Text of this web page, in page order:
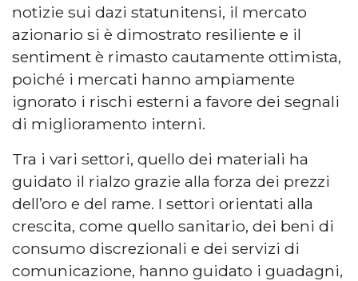
notizie sui dazi statunitensi, il mercato
azionario si è dimostrato resiliente e il
sentiment è rimasto cautamente ottimista,
poiché i mercati hanno ampiamente
ignorato i rischi esterni a favore dei segnali
di miglioramento interni.
Tra i vari settori, quello dei materiali ha
guidato il rialzo grazie alla forza dei prezzi
dell’oro e del rame. I settori orientati alla
crescita, come quello sanitario, dei beni di
consumo discrezionali e dei servizi di
comunicazione, hanno guidato i guadagni,